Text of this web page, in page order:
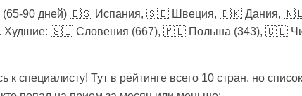
(65-90 дней) 🇪🇸 Испания, 🇸🇪 Швеция, 🇩🇰 Дания,
Худшие: 🇸🇮 Словения (667), 🇵🇱 Польша (343), 🇨🇱
специалисту! Тут в рейтинге всего 10 стран, но список